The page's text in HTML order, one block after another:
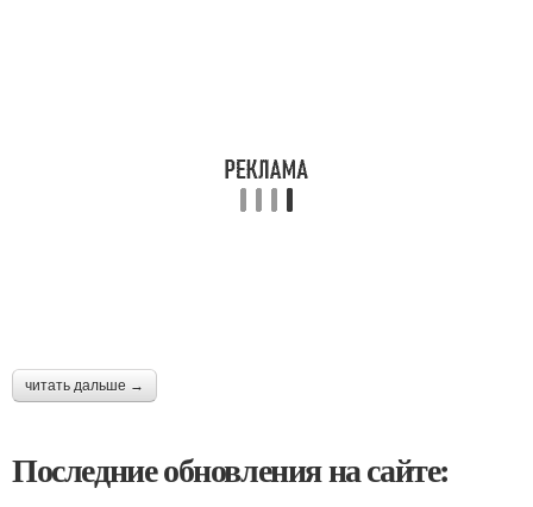
читать дальше →
Последние обновления на сайте: